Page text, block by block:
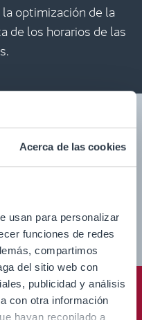
Acerca de las cookies
usan para personalizar
funciones de redes
compartimos
del sitio web con
publicidad y análisis
con otra información
hayan recopilado a
optimización de la
de los horarios de las
gestión del área de